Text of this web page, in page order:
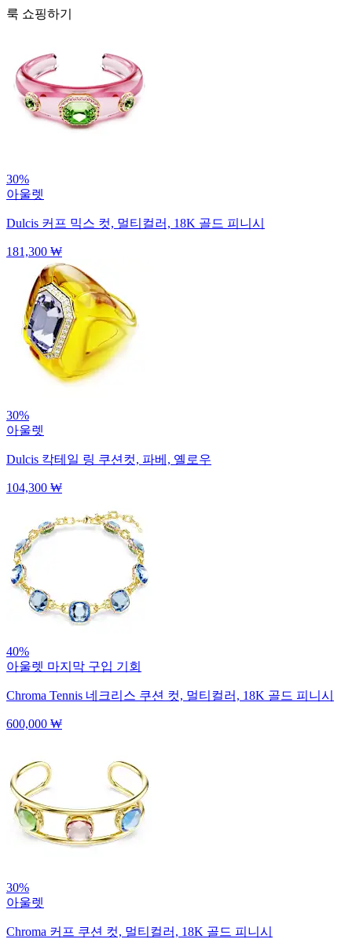
룩 쇼핑하기
30%
아울렛
Dulcis 커프 믹스 컷, 멀티컬러, 18K 골드 피니시
181,300 ₩
30%
아울렛
Dulcis 칵테일 링 쿠션컷, 파베, 옐로우
104,300 ₩
40%
아울렛 마지막 구입 기회
Chroma Tennis 네크리스 쿠션 컷, 멀티컬러, 18K 골드 피니시
600,000 ₩
30%
아울렛
Chroma 커프 쿠션 컷, 멀티컬러, 18K 골드 피니시